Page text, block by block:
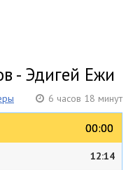
- Эдигей Ежи
6 часов 18 минут
00:00
00:00
12:14